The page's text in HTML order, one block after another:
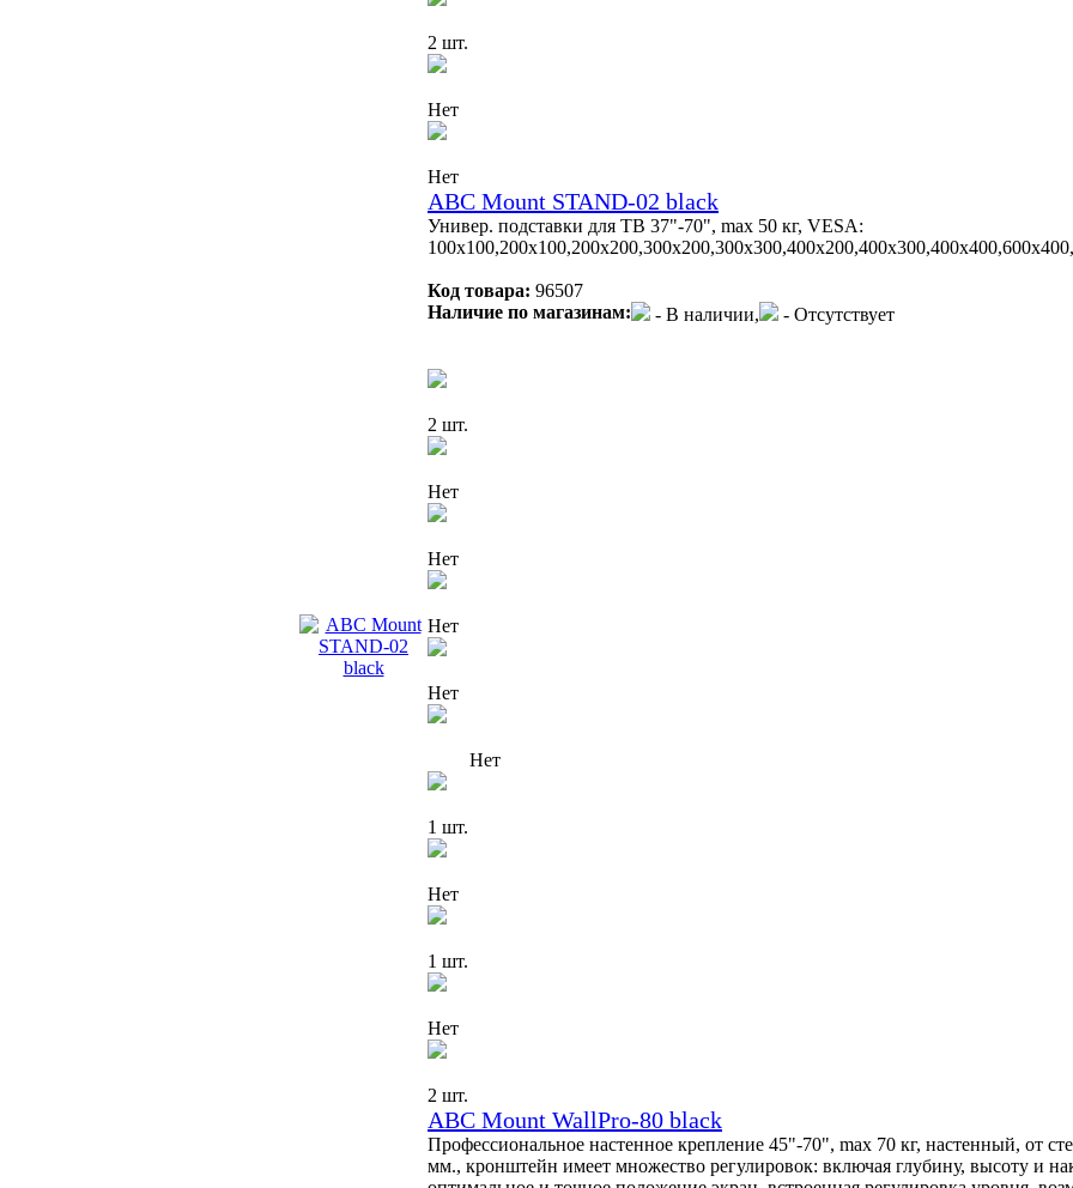
2 шт.
Нет
Нет
ABC Mount STAND-02 black
Универ. подставки для ТВ 37"-70", max 50 кг, VESA:
Код товара: 96507
Наличие по магазинам:
- В наличии, - Отсутствует
2 шт.
Нет
Нет
Нет
Нет
Нет
1 шт.
Нет
1 шт.
Нет
2 шт.
ABC Mount WallPro-80 black
Профессиональное настенное крепление 45"-70", max 70 кг, настенный, от
мм., кронштейн имеет множество регулировок: включая глубину, высоту и